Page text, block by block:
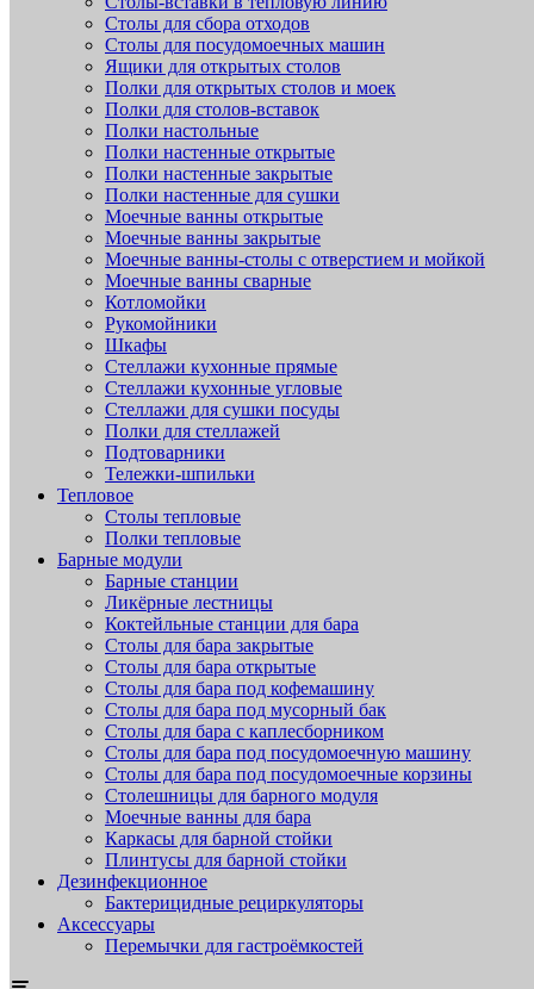
Столы для сбора отходов
Столы для посудомоечных машин
Ящики для открытых столов
Полки для открытых столов и моек
Полки для столов-вставок
Полки настольные
Полки настенные открытые
Полки настенные закрытые
Полки настенные для сушки
Моечные ванны открытые
Моечные ванны закрытые
Моечные ванны-столы с отверстием и мойкой
Моечные ванны сварные
Котломойки
Рукомойники
Шкафы
Стеллажи кухонные прямые
Стеллажи кухонные угловые
Стеллажи для сушки посуды
Полки для стеллажей
Подтоварники
Тележки-шпильки
Тепловое
Столы тепловые
Полки тепловые
Барные модули
Барные станции
Ликёрные лестницы
Коктейльные станции для бара
Столы для бара закрытые
Столы для бара открытые
Столы для бара под кофемашину
Столы для бара под мусорный бак
Столы для бара с каплесборником
Столы для бара под посудомоечную машину
Столы для бара под посудомоечные корзины
Столешницы для барного модуля
Моечные ванны для бара
Каркасы для барной стойки
Плинтусы для барной стойки
Дезинфекционное
Бактерицидные рециркуляторы
Аксессуары
Перемычки для гастроёмкостей